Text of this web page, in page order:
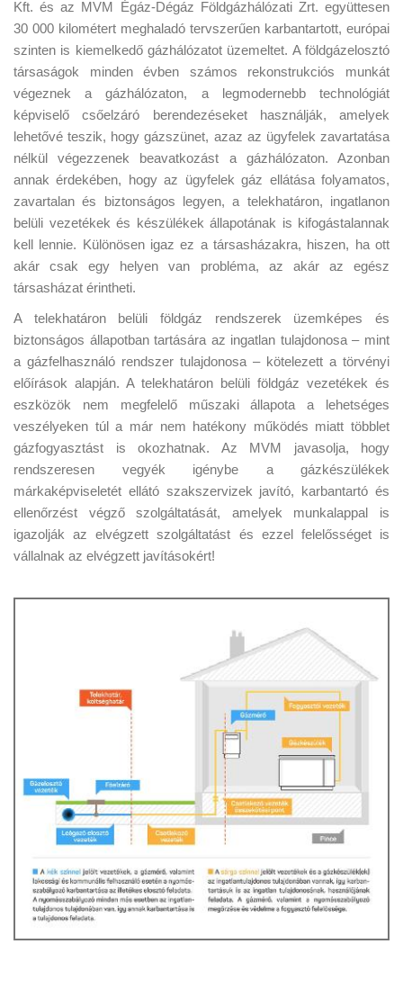
Kft. és az MVM Égáz-Dégáz Földgázhálózati Zrt. együttesen
30 000 kilométert meghaladó tervszerűen karbantartott, európai
szinten is kiemelkedő gázhálózatot üzemeltet. A földgázelosztó
társaságok minden évben számos rekonstrukciós munkát
végeznek a gázhálózaton, a legmodernebb technológiát
képviselő csőelzáró berendezéseket használják, amelyek
lehetővé teszik, hogy gázszünet, azaz az ügyfelek zavartatása
nélkül végezzenek beavatkozást a gázhálózaton. Azonban
annak érdekében, hogy az ügyfelek gáz ellátása folyamatos,
zavartalan és biztonságos legyen, a telekhatáron, ingatlanon
belüli vezetékek és készülékek állapotának is kifogástalannak
kell lennie.
Különösen igaz ez a társasházakra, hiszen, ha ott
akár csak egy helyen van probléma, az akár az egész
társasházat érintheti.
A telekhatáron belüli földgáz rendszerek üzemképes és
biztonságos állapotban tartására az ingatlan tulajdonosa – mint
a gázfelhasználó rendszer tulajdonosa – kötelezett a törvényi
előírások alapján. A telekhatáron belüli földgáz vezetékek és
eszközök nem megfelelő műszaki állapota a lehetséges
veszélyeken túl a már nem hatékony működés miatt többlet
gázfogyasztást is okozhatnak. Az MVM javasolja, hogy
rendszeresen vegyék igénybe a gázkészülékek
márkaképviseletét ellátó szakszervizek javító, karbantartó és
ellenőrzést végző szolgáltatását, amelyek munkalappal is
igazolják az elvégzett szolgáltatást és ezzel felelősséget is
vállalnak az elvégzett javításokért!